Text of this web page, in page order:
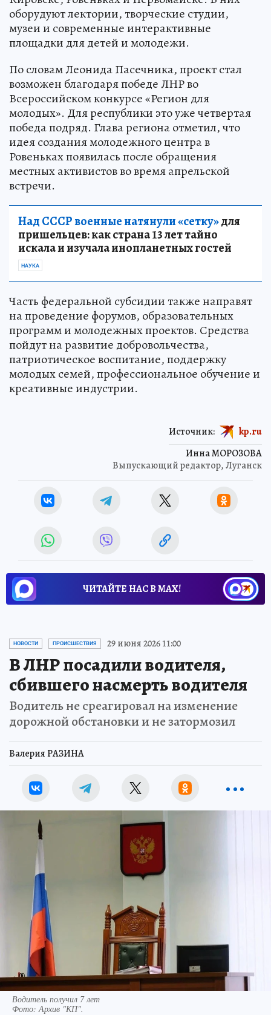
оборудуют лектории, творческие студии,
музеи и современные интерактивные
площадки для детей и молодежи.
По словам Леонида Пасечника, проект стал
возможен благодаря победе ЛНР во
Всероссийском конкурсе «Регион для
молодых». Для республики это уже четвертая
победа подряд. Глава региона отметил, что
идея создания молодежного центра в
Ровеньках появилась после обращения
местных активистов во время апрельской
встречи.
Над СССР военные натянули «сетку»для
пришельцев: как страна 13 лет тайно
искала и изучала инопланетных гостей
НАУКА
Часть федеральной субсидии также направят
на проведение форумов, образовательных
программ и молодежных проектов. Средства
пойдут на развитие добровольчества,
патриотическое воспитание, поддержку
молодых семей, профессиональное обучение и
креативные индустрии.
Инна МОРОЗОВА
Выпускающий редактор, Луганск
Источник: kp.ru
ЧИТАЙТЕ НАС В МАХ!
НОВОСТИ ПРОИСШЕСТВИЯ 29 июня 2026 11:00
В ЛНР посадили водителя,
сбившего насмерть водителя
Водитель не среагировал на изменение
дорожной обстановки и не затормозил
Валерия РАЗИНА
Водитель получил 7 лет
Фото: Архив "КП".